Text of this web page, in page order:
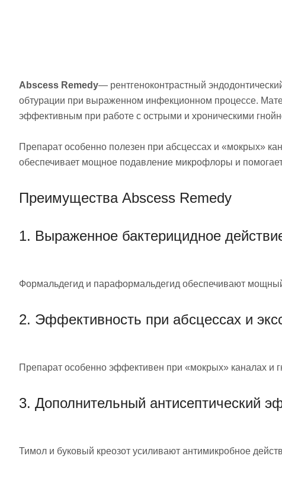
Abscess Remedy— рентгеноконтрастный
обтурации при выраженном инфекционном процессе.
эффективным при работе с острыми и хроническими
Препарат особенно полезен при абсцессах и «мокрых»
обеспечивает мощное подавление микрофлоры и
Преимущества Abscess Remedy
1. Выраженное бактерицидное
Формальдегид и параформальдегид обеспечивают
2. Эффективность при абсцессах и
Препарат особенно эффективен при «мокрых» каналах и
3. Дополнительный антисептический
Тимол и буковый креозот усиливают антимикробное